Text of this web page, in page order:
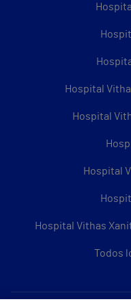
Hospital
Hospital
Hospital
Hospital Vithas
Todos